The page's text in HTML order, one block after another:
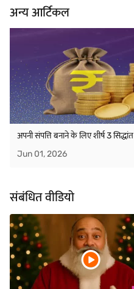
अन्य आर्टिकल
अपनी संपत्ति बनाने के लिए शीर्ष 3 सिद्धांत
Jun 01, 2026
संबंधित वीडियो